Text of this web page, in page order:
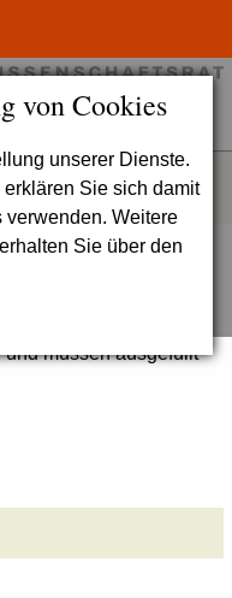
von Cookies
unserer Dienste.
Sie sich damit
Weitere
Sie über den
müssen ausgefüllt